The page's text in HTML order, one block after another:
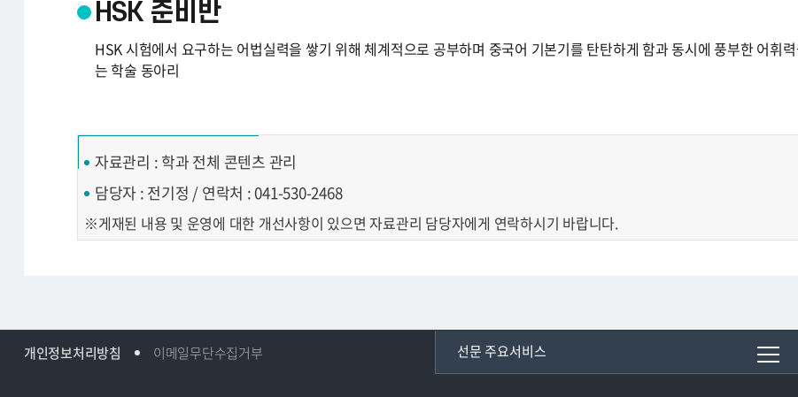
HSK 준비반
HSK 시험에서 요구하는 어법실력을 쌓기 위해 체계적으로 공부하며 중국어 기본기를 탄탄하게 함과 동시에 풍부한 어휘
는 학술 동아리
자료관리 : 학과 전체 콘텐츠 관리
담당자 : 전기정 / 연락처 : 041-530-2468
게재된 내용 및 운영에 대한 개선사항이 있으면 자료관리 담당자에게 연락하시기 바랍니다.
개인정보처리방침 이메일무단수집거부 선문 주요서비스